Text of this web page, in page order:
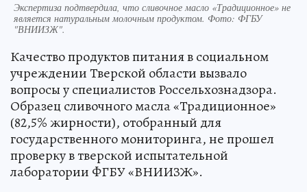
Экспертиза подтвердила, что сливочное масло «Традиционное» не
является натуральным молочным продуктом. Фото: ФГБУ
"ВНИИЗЖ".
Качество продуктов питания в социальном
учреждении Тверской области вызвало
вопросы у специалистов Россельхознадзора.
Образец сливочного масла «Традиционное»
(82,5% жирности), отобранный для
государственного мониторинга, не прошел
проверку в тверской испытательной
лаборатории ФГБУ «ВНИИЗЖ».